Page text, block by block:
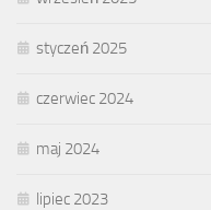
styczeń 2025
czerwiec 2024
maj 2024
lipiec 2023